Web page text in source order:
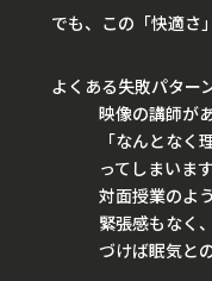
でも、この「快適さ
よくある失敗パター
映像の講師が
「なんとな
ってしまいます
対面授業のよ
緊張感もなく
づけば眠気と